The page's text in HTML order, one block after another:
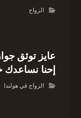
الزواج
عايز توثق
إحنا
الزواج في هولندا